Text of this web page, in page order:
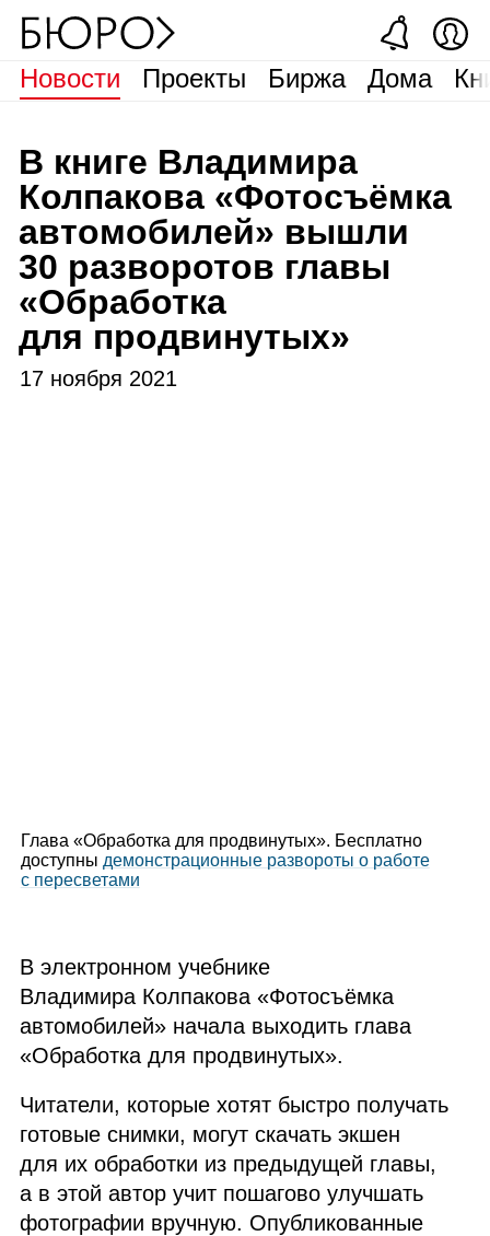
Новости Проекты Биржа Дома
В книге Владимира
Колпакова «Фотосъёмка
автомобилей» вышли
30 разворотов главы
«Обработка
для продвинутых»
17 ноября 2021
Глава «Обработка для продвинутых». Бесплатно
доступны демонстрационные развороты о работе
с пересветами
В электронном учебнике
Владимира Колпакова «Фотосъёмка
автомобилей» начала выходить глава
«Обработка для продвинутых».
Читатели, которые хотят быстро получать
готовые снимки, могут скачать экшен
для их обработки из предыдущей главы,
а в этой автор учит пошагово улучшать
фотографии вручную. Опубликованные